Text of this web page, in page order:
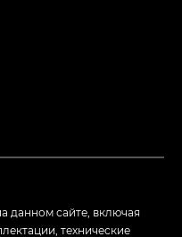
данном сайте, включая
технические